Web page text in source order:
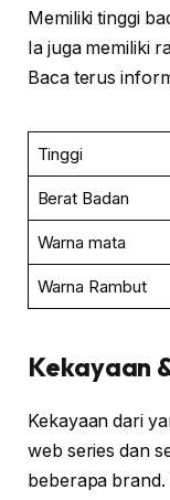
Memiliki tinggi
Ia juga memiliki
Baca terus
Tinggi
Berat Badan
Warna mata
Warna Rambut
Kekayaan
Kekayaan dari
web series dan
beberapa